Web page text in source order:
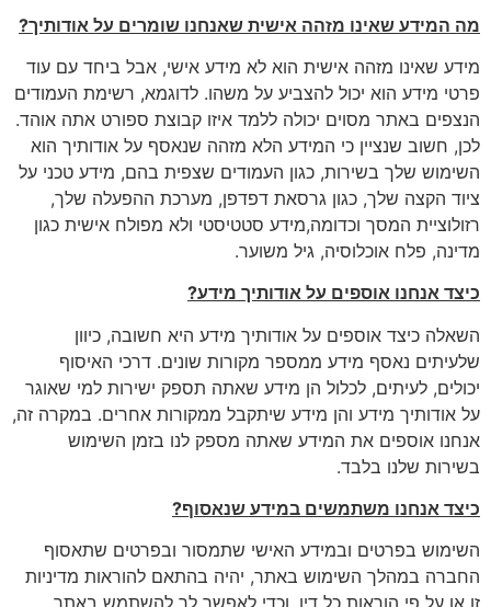
מה המידע שאינו מזהה אישית שאנחנו שומרים על אודותיך?
מידע שאינו מזהה אישית הוא לא מידע אישי, אבל ביחד עם עוד
פרטי מידע הוא יכול להצביע על משהו. לדוגמא, רשימת העמודים
הנצפים באתר מסוים יכולה ללמד איזו קבוצת ספורט אתה אוהד.
לכן, חשוב שנציין כי המידע הלא מזהה שנאסף על אודותיך הוא
השימוש שלך בשירות, כגון העמודים שצפית בהם, מידע טכני על
ציוד הקצה שלך, כגון גרסאת דפדפן, מערכת ההפעלה שלך,
רזולוציית המסך וכדומה,מידע סטטיסטי ולא מפולח אישית כגון
מדינה, פלח אוכלוסיה, גיל משוער.
כיצד אנחנו אוספים על אודותיך מידע?
השאלה כיצד אוספים על אודותיך מידע היא חשובה, כיוון
שלעיתים נאסף מידע ממספר מקורות שונים. דרכי האיסוף
יכולים, לעיתים, לכלול הן מידע שאתה תספק ישירות למי שאוגר
על אודותיך מידע והן מידע שיתקבל ממקורות אחרים. במקרה זה,
אנחנו אוספים את המידע שאתה מספק לנו בזמן השימוש
בשירות שלנו בלבד.
כיצד אנחנו משתמשים במידע שנאסוף?
השימוש בפרטים ובמידע האישי שתמסור ובפרטים שתאסוף
החברה במהלך השימוש באתר, יהיה בהתאם להוראות מדיניות